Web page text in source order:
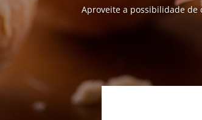
Aproveite a possibilidade de